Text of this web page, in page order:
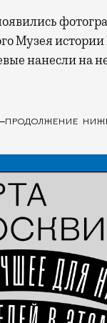
Музея
нанесли на
ПРОДОЛЖЕНИЕ